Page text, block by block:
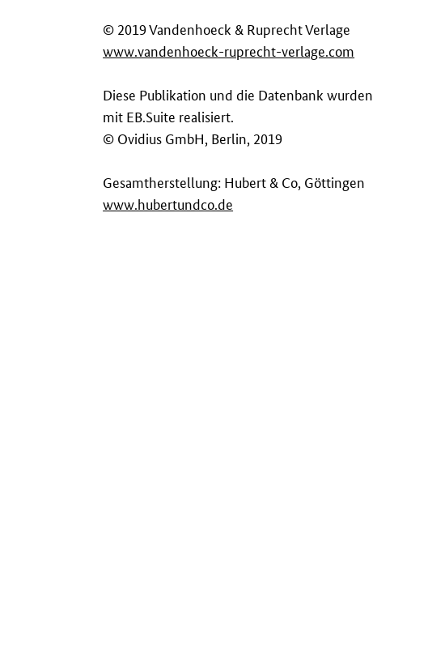
© 2019 Vandenhoeck & Ruprecht Verlage
www.vandenhoeck-ruprecht-verlage.com
Diese Publikation und die Datenbank wurden
mit EB.Suite realisiert.
© Ovidius GmbH, Berlin, 2019
Gesamtherstellung: Hubert & Co, Göttingen
www.hubertundco.de